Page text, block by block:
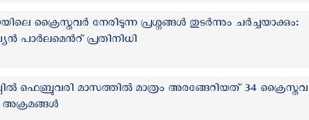
ക്രൈസ്തവര്‍ നേരിടുന്ന പ്രശ്നങ്ങള്‍ തുടര്‍ന്നും ചർച്ചയാക്കും:
പാർലമെന്‍റ് പ്രതിനിധി
ഫെബ്രുവരി മാസത്തില്‍ മാത്രം അരങ്ങേറിയത് 34 ക്രൈസ്തവ
അക്രമങ്ങള്‍